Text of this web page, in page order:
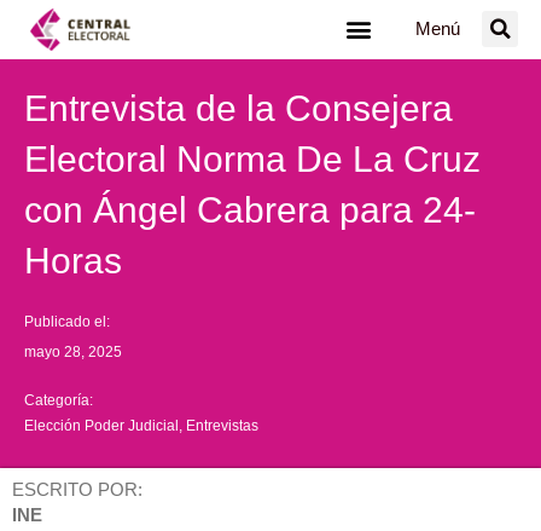
Menú
Entrevista de la Consejera
Electoral Norma De La Cruz
con Ángel Cabrera para 24-
Horas
Publicado el:
mayo 28, 2025
Categoría:
Elección Poder Judicial Entrevistas
ESCRITO POR:
INE